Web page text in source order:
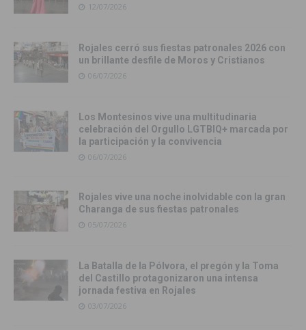
12/07/2026
Rojales cerró sus fiestas patronales 2026 con
un brillante desfile de Moros y Cristianos
06/07/2026
Los Montesinos vive una multitudinaria
celebración del Orgullo LGTBIQ+ marcada por
la participación y la convivencia
06/07/2026
Rojales vive una noche inolvidable con la gran
Charanga de sus fiestas patronales
05/07/2026
La Batalla de la Pólvora, el pregón y la Toma
del Castillo protagonizaron una intensa
jornada festiva en Rojales
03/07/2026